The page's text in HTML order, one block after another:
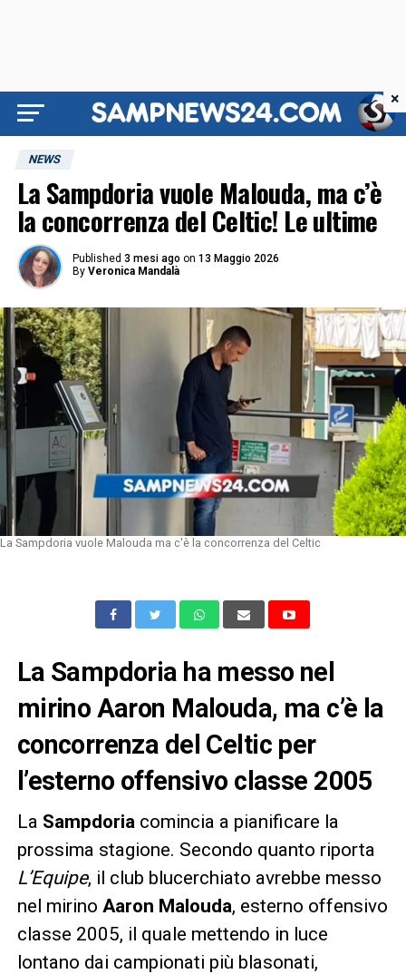
NEWS
La Sampdoria vuole Malouda, ma c’è
la concorrenza del Celtic! Le ultime
Published 3 mesi ago on 13 Maggio 2026
By Veronica Mandalà
La Sampdoria vuole Malouda ma c'è la concorrenza del Celtic
La Sampdoria ha messo nel
mirino Aaron Malouda, ma c’è la
concorrenza del Celtic per
l’esterno offensivo classe 2005
La Sampdoriacomincia a pianificare la
prossima stagione. Secondo quanto riporta
L’Equipe, il club blucerchiato avrebbe messo
nel mirino Aaron Malouda, esterno offensivo
classe 2005, il quale mettendo in luce
lontano dai campionati più blasonati,
×